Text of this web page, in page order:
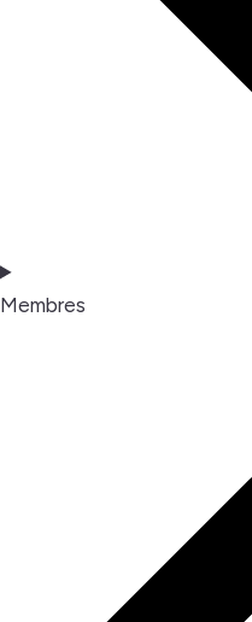
Membres